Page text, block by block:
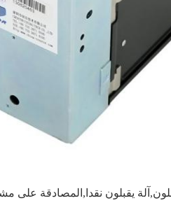
يقبلون نقدا,المصادقة على